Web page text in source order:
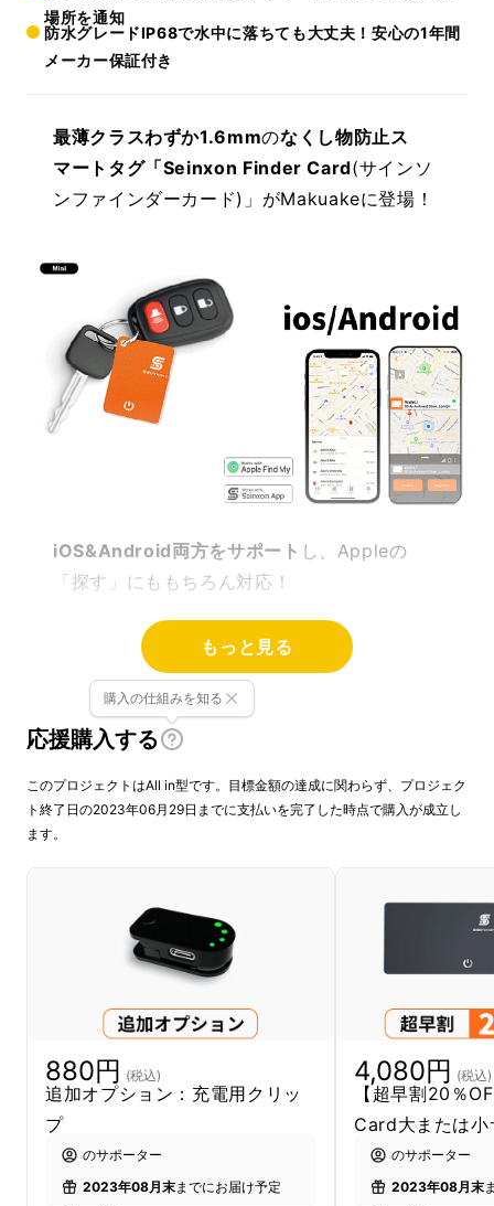
場所を通知
防水グレードIP68で水中に落ちても大丈夫！安心の1年間
メーカー保証付き
最薄クラスわずか1.6mmのなくし物防止ス
マートタグ「Seinxon Finder Card(サインソ
ンファインダーカード)」がMakuakeに登場！
iOS&Android両方をサポート し、 Appleの
「探す」にももちろん対応！
リターン品の配送が完了するまで、株式会社
LEVEL1は日本における独占販売権を有する正
規代理店です。詳細に関しては、ページ下部の
リスク&チャレンジをご確認ください。
充電して繰り返し使え、アラーム音＆LEDライ
ト＆スマホ探知
で無くしものを一瞬で見つけ
る、高性能スマートタグです。
もっと見る
応援購入する
購入の仕組みを知る
このプロジェクトはAll in型です。目標金額の達成に関わらず、プロジェク
ト終了日の2023年06月29日までに支払いを完了した時点で購入が成立し
ます。
880円 (税込)
追加オプション：充電用クリッ
プ
のサポーター
2023年08月末までにお届け予定
4,080円 (税込)
【超早割20％
Card大または小
のサポーター
2023年08月末